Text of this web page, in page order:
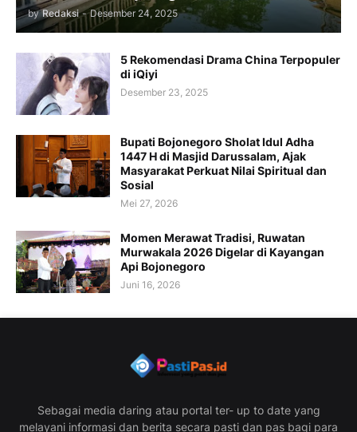
by Redaksi - Desember 24, 2025
5 Rekomendasi Drama China Terpopuler
di iQiyi
Desember 23, 2025
Bupati Bojonegoro Sholat Idul Adha
1447 H di Masjid Darussalam, Ajak
Masyarakat Perkuat Nilai Spiritual dan
Sosial
Mei 27, 2026
Momen Merawat Tradisi, Ruwatan
Murwakala 2026 Digelar di Kayangan
Api Bojonegoro
Juni 16, 2026
Sebagai media daring atau portal ter- up to date yang
melayani informasi dan berita secara pasti dan pas bagi para